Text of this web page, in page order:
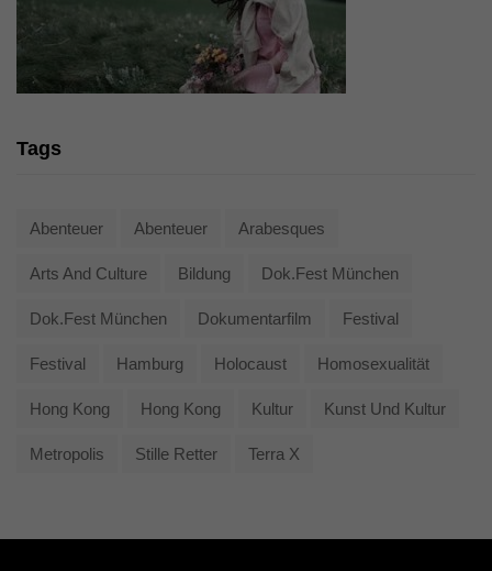
Tags
Abenteuer Abenteuer Arabesques
Arts And Culture Bildung Dok.fest München
Dok.fest München Dokumentarfilm Festival
Festival Hamburg Holocaust Homosexualität
Hong Kong Hong Kong Kultur Kunst Und Kultur
Metropolis Stille Retter Terra X